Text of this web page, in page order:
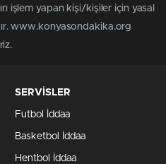
işlem yapan kişi/kişiler için yasal
www.konyasondakika.org
SERVİSLER
Futbol İddaa
Basketbol İddaa
Hentbol İddaa